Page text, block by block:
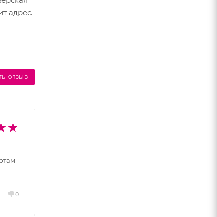
ОТЗЫВ
0
адрес.